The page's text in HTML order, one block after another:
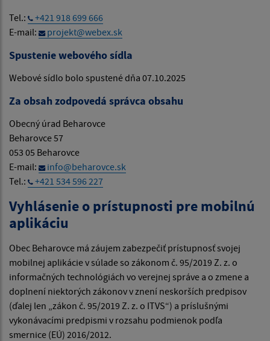
Tel.:
+421 918 699 666
E-mail:
projekt@webex.sk
Spustenie webového sídla
Webové sídlo bolo spustené dňa 07.10.2025
Za obsah zodpovedá správca obsahu
Obecný úrad Beharovce
Beharovce 57
053 05 Beharovce
E-mail:
info@beharovce.sk
Tel.:
+421 534 596 227
Vyhlásenie o prístupnosti pre mobilnú
aplikáciu
Obec Beharovce má záujem zabezpečiť prístupnosť svojej
mobilnej aplikácie v súlade so zákonom č. 95/2019 Z. z. o
informačných technológiách vo verejnej správe a o zmene a
doplnení niektorých zákonov v znení neskorších predpisov
(ďalej len „zákon č. 95/2019 Z. z. o ITVS“) a príslušnými
vykonávacími predpismi v rozsahu podmienok podľa
smernice (EÚ) 2016/2012.